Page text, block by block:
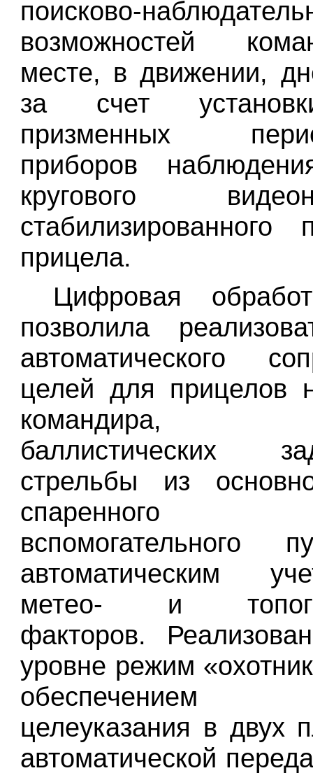
поисково-
возможностей
месте, в движении,
за счет
призменных
приборов
кругового
стабилизированного
прицела.
Цифровая
позволила
автоматического
целей для
прицелов
командира,
баллистических
стрельбы
из
спаренного
вспомогательного
автоматическим
метео- и
факторов.
уровне режим
обеспечением
целеуказания в двух
автоматической